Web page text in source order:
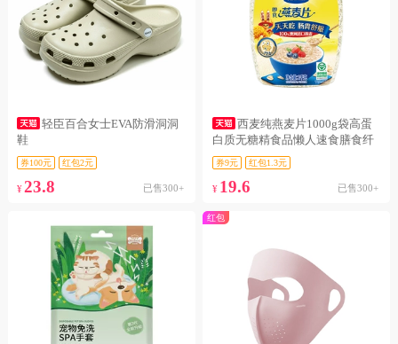
轻臣百合女士EVA防滑洞洞
鞋
券100元 红包2元
¥ 23.8 已售300+
西麦纯燕麦片1000g袋高蛋
白质无糖精食品懒人速食膳食纤
维代
券9元 红包1.3元
¥ 19.6 已售300+
红包